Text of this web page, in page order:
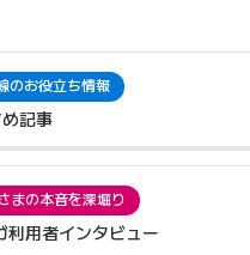
のお役立ち情報
記事
まの本音を深堀り
利用者インタビュー